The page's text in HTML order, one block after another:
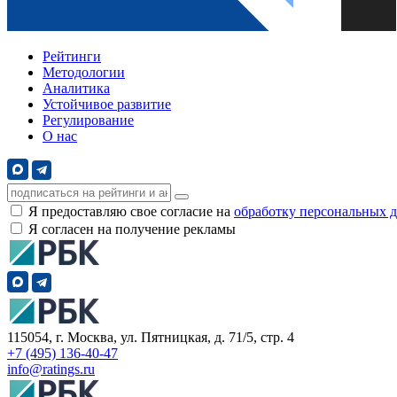
Рейтинги
Методологии
Аналитика
Устойчивое развитие
Регулирование
О нас
Я предоставляю свое согласие на обработку персональных
Я согласен на получение рекламы
115054, г. Москва, ул. Пятницкая, д. 71/5, стр. 4
+7 (495) 136-40-47
info@ratings.ru